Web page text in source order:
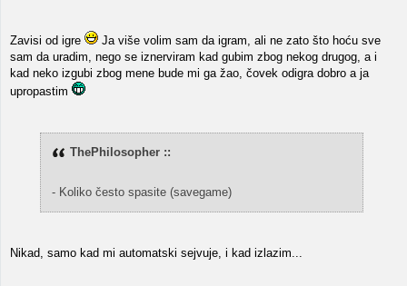
Zavisi od igre
Ja više volim sam da igram, ali ne zato što hoću sve
sam da uradim, nego se iznerviram kad gubim zbog nekog drugog, a i
kad neko izgubi zbog mene bude mi ga žao, čovek odigra dobro a ja
upropastim
ThePhilosopher ::
- Koliko često spasite (savegame)
Nikad, samo kad mi automatski sejvuje, i kad izlazim...